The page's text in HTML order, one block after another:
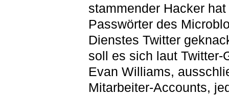
stammender Hacker hat
Passwörter des
Dienstes Twitter
soll es sich laut Twitter-
Evan Williams,
Mitarbeiter-Accounts,